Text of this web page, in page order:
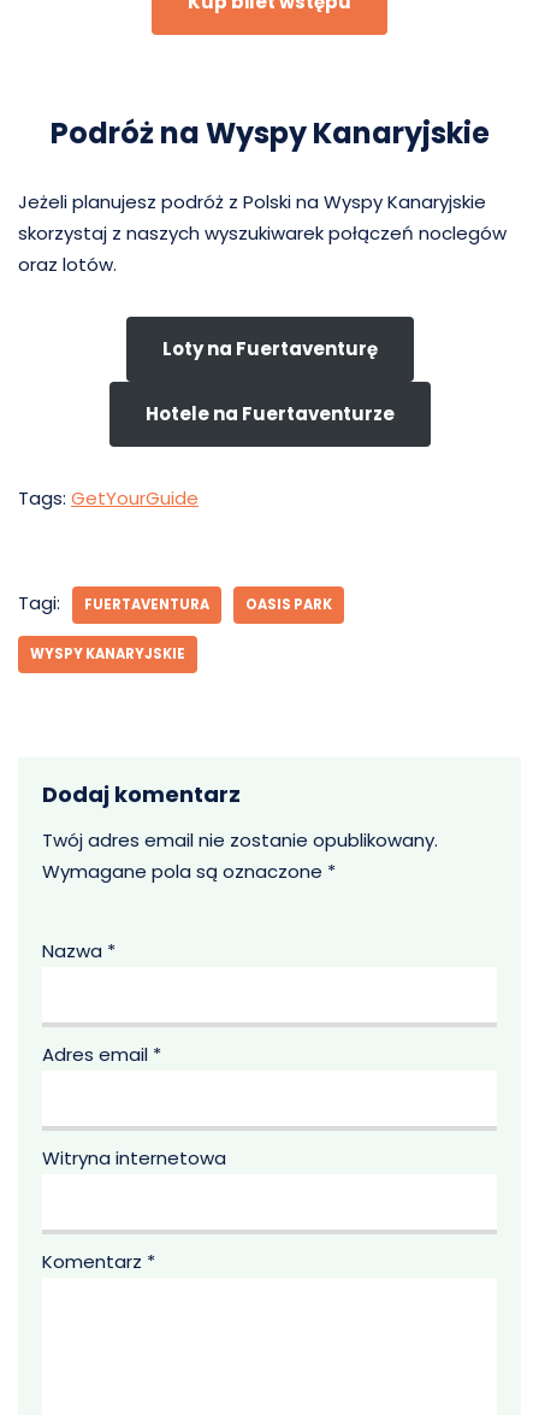
Podróż na Wyspy Kanaryjskie
Jeżeli planujesz podróż z Polski na Wyspy Kanaryjskie
skorzystaj z naszych wyszukiwarek połączeń noclegów
oraz lotów.
Loty na Fuertaventurę
Hotele na Fuertaventurze
Tags: GetYourGuide
Tagi: FUERTAVENTURA OASIS PARK
WYSPY KANARYJSKIE
Dodaj komentarz
Twój adres email nie zostanie opublikowany.
Wymagane pola są oznaczone *
Nazwa *
Adres email *
Witryna internetowa
Komentarz *